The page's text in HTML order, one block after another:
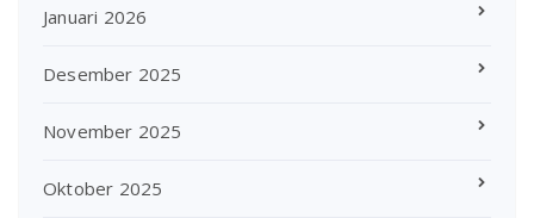
Januari 2026
Desember 2025
November 2025
Oktober 2025